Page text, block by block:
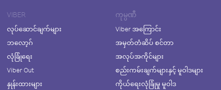
VIBER
လုပ်ဆောင်ချက်များ
ဘလော့ဂ်
လုံခြုံရေး
Viber Out
နှုန်းထားများ
ကုမ္ပဏီ
Viber အကြောင်း
အမှတ်တံဆိပ် စင်တာ
အလုပ်အကိုင်များ
စည်းကမ်းချက်များနှင့် မူဝါဒများ
ကိုယ်ရေးလုံခြုံမှု မူဝါဒ